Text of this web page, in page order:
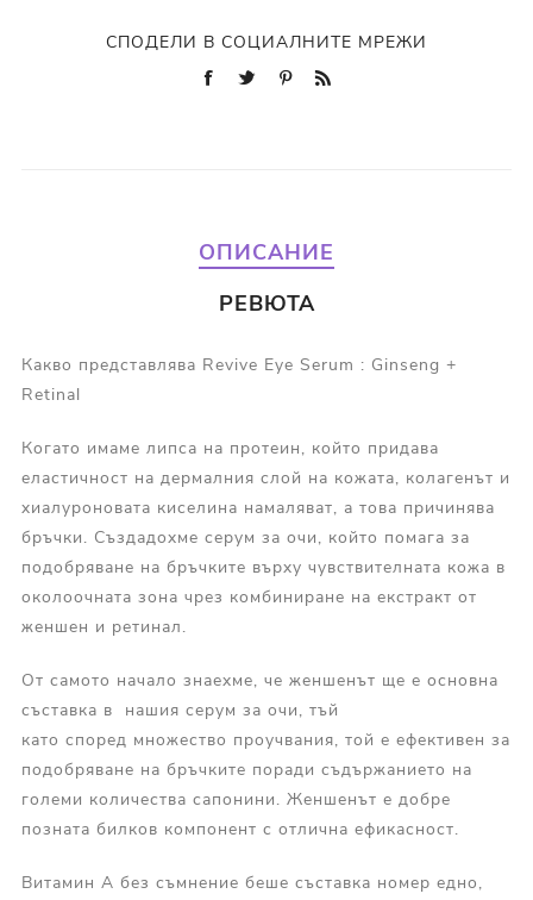
СПОДЕЛИ В СОЦИАЛНИТЕ МРЕЖИ
ОПИСАНИЕ
РЕВЮТА
Какво представлява Revive Eye Serum : Ginseng +
Retinal
Когато имаме липса на протеин, който придава
еластичност на дермалния слой на кожата, колагенът и
хиалуроновата киселина намаляват, а това причинява
бръчки. Създадохме серум за очи, който помага за
подобряване на бръчките върху чувствителната кожа в
околоочната зона чрез комбиниране на екстракт от
женшен и ретинал.
От самото начало знаехме, че женшенът ще е основна
съставка в нашия серум за очи, тъй
като според множество проучвания, той е ефективен за
подобряване на бръчките поради съдържанието на
големи количества сапонини. Женшенът е добре
позната билков компонент с отлична ефикасност.
Витамин А без съмнение беше съставка номер едно,